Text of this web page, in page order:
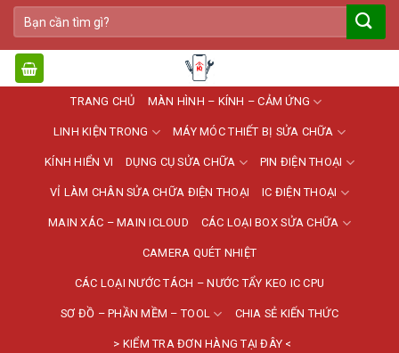
Bỏ
qua
nội
dung
Tìm
kiếm:
TRANG CHỦ MÀN HÌNH – KÍNH – CẢM ỨNG
LINH KIỆN TRONG MÁY MÓC THIẾT BỊ SỬA CHỮA
KÍNH HIỂN VI DỤNG CỤ SỬA CHỮA PIN ĐIỆN THOẠI
VỈ LÀM CHÂN SỬA CHỮA ĐIỆN THOẠI IC ĐIỆN THOẠI
MAIN XÁC – MAIN ICLOUD CÁC LOẠI BOX SỬA CHỮA
CAMERA QUÉT NHIỆT
CÁC LOẠI NƯỚC TÁCH – NƯỚC TẨY KEO IC CPU
SƠ ĐỒ – PHẦN MỀM – TOOL CHIA SẺ KIẾN THỨC
> KIỂM TRA ĐƠN HÀNG TẠI ĐÂY <